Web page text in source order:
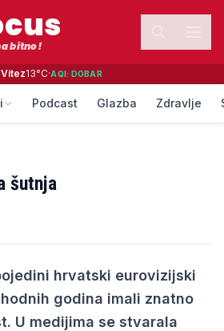
bitno!
Vitez13°C·AQI: DOBAR
Podcast Glazba Zdravlje
šutnja
hrvatski eurovizijski
godina imali znatno
U medijima se stvarala